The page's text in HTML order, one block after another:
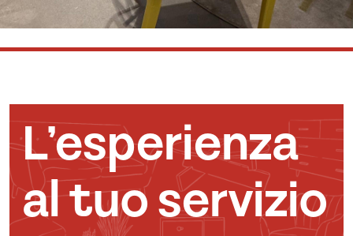
L’esperienza
al tuo servizio